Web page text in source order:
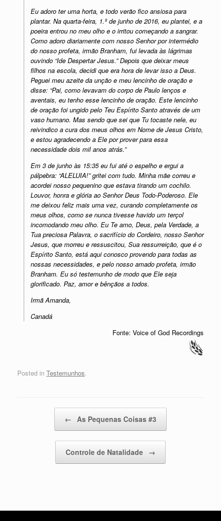
Eu adoro ter uma horta, e todo verão fico ansiosa para
plantar. Na quarta-feira, 1.º de junho de 2016, eu plantei, e a
poeira entrou no meu olho e o irritou começando a sangrar.
Como adoro diariamente com nosso Senhor por intermédio
do nosso profeta, irmão Branham, fui levada às lágrimas
ouvindo “Ide Despertar Jesus.” Depois que deixar meus
filhos na escola, decidi que era hora de levar isso a Deus.
Peguei meu azeite da unção e meu lencinho de oração e
disse: “Pai, como levavam do corpo de Paulo lenços e
aventais, eu tenho esse lencinho de oração. Este lencinho
de oração foi ungido pelo Teu Espírito Santo através de um
vaso humano. Mas sendo que sei que Tu tocaste nele, eu
reivindico a cura dos meus olhos em Nome de Jesus Cristo,
e estou agradecendo a Ele por prover para essa
necessidade dois mil anos atrás.”
Em 3 de junho às 15:35 eu fui até o espelho e ergui a
pálpebra: “ALELUIA!” gritei com tudo. Minha mãe correu e
acordei nosso pequenino que estava tirando um cochilo.
Louvor, honra e glória ao Senhor Deus Todo-Poderoso. Ele
me deixou feliz mais uma vez, curando completamente os
meus olhos, como se nunca tivesse havido um terçol
incomodando meu olho. Eu Te amo, Deus, pela Verdade, a
Tua preciosa Palavra, o sacrifício do Cordeiro, nosso Senhor
Jesus, que morreu e ressuscitou, Sua ressurreição, que é o
Espírito Santo, está aqui conosco provendo para todas as
nossas necessidades, e pelo nosso amado profeta, irmão
Branham. Eu só testemunho de modo que Ele seja
glorificado. Paz, amor e bênçãos a todos.
Irmã Amanda,
Canadá
Fonte: Voice of God Recordings
Posted in Testemunhos.
← As Pequenas Coisas #3
Controle de Natalidade →